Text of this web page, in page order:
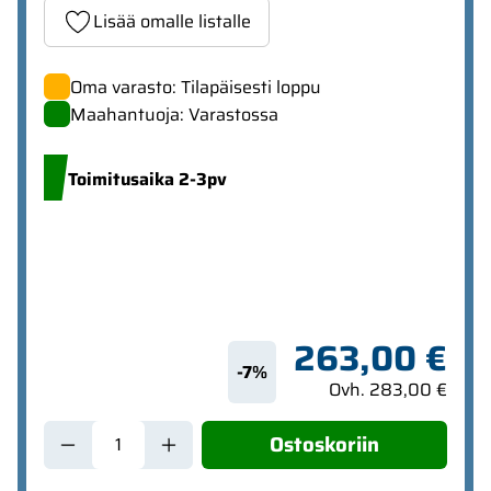
Lisää omalle listalle
Oma varasto: Tilapäisesti loppu
Maahantuoja: Varastossa
Toimitusaika 2-3pv
-7% 263,00 €
Ovh. 283,00 €
Ostoskoriin